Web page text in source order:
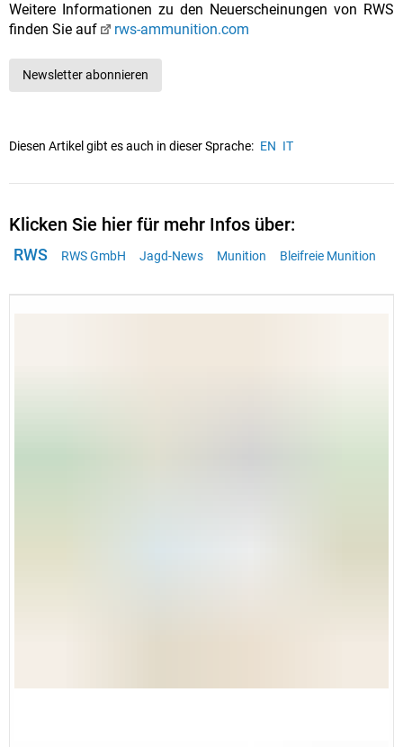
Weitere Informationen zu den Neuerscheinungen von RWS
finden Sie auf
rws-ammunition.com
Newsletter abonnieren
Diesen Artikel gibt es auch in dieser Sprache: EN IT
Klicken Sie hier für mehr Infos über:
RWS RWS GmbH Jagd-News Munition Bleifreie Munition